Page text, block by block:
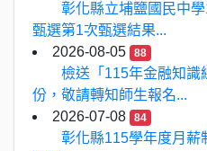
彰化縣立埔鹽國民中
甄選第1次甄選結果...
2026-08-05
88
檢送「115年金融知識
份，敬請轉知師生報名...
2026-07-08
84
彰化縣115學年度月薪